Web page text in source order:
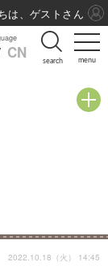
menu
CN search
2022.10.18（火） 14:45
は、ゲストさん